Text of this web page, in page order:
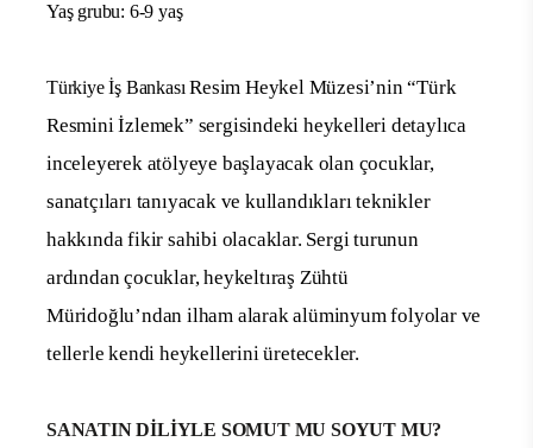
Yaş grubu: 6-9 yaş
Türkiye İş BankasıResim Heykel Müzesi’nin “Türk
Resmini İzlemek” sergisindeki heykelleri detaylıca
inceleyerek atölyeye başlayacak olan çocuklar,
sanatçıları tanıyacak ve kullandıkları teknikler
hakkında fikir sahibi olacaklar. Sergi turunun
ardından çocuklar, heykeltıraş Zühtü
Müridoğlu’ndan ilham alarak alüminyum folyolar ve
tellerle kendi heykellerini üretecekler.
SANATIN DİLİYLE SOMUT MU SOYUT MU?